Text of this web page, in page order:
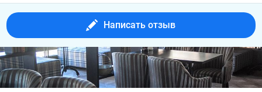
Написать отзыв